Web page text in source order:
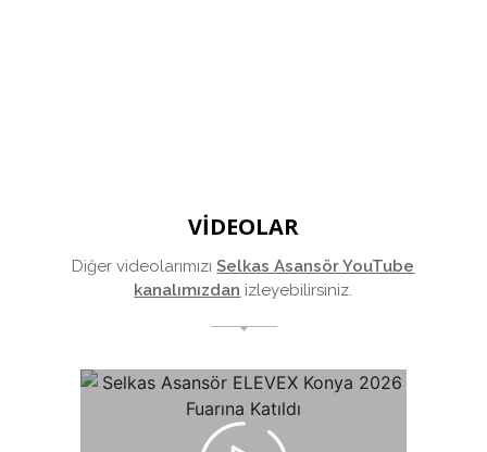
VİDEOLAR
Diğer videolarımızıSelkas Asansör YouTube
kanalımızdan izleyebilirsiniz.